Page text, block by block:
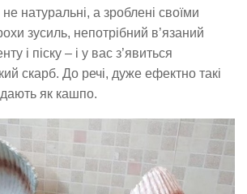
натуральні, а зроблені своїми
зусиль, непотрібний в’язаний
і піску – і у вас з’явиться
скарб. До речі, дуже ефектно такі
як кашпо.